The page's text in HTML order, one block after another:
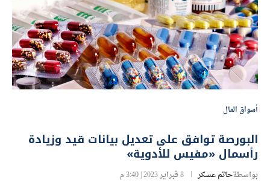
أسواق المال
البورصة توافق على تعديل بيانات قيد وزيادة
رأسمال «مفيس للأدوية»
بواسطةحاتم عسكر 8 فبراير 2023 | 3:40 م